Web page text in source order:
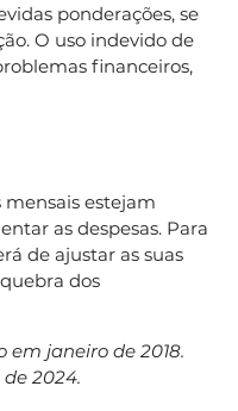
ponderações, se
O uso indevido de
financeiros,
mensais estejam
as despesas. Para
de ajustar as suas
dos
janeiro de 2018.
2024.